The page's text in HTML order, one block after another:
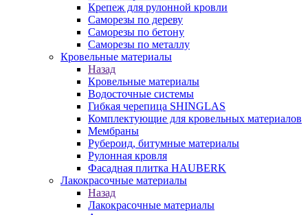
Крепеж для рулонной кровли
Саморезы по дереву
Саморезы по бетону
Саморезы по металлу
Кровельные материалы
Назад
Кровельные материалы
Водосточные системы
Гибкая черепица SHINGLAS
Комплектующие для кровельных материалов
Мембраны
Рубероид, битумные материалы
Рулонная кровля
Фасадная плитка HAUBERK
Лакокрасочные материалы
Назад
Лакокрасочные материалы